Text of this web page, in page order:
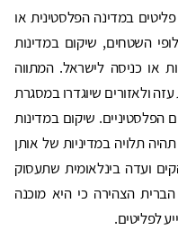
במדינה הפלסטינית או
השטחים, שיקום במדינות
או כניסה לישראל. המתווה
ולאזורים שיוגדרו במסגרת
הפלסטיניים. שיקום במדינות
תלויה במדיניות של אותן
ועדה בינלאומית שתעסוק
הצהירה כי היא מוכנה
לפליטים.